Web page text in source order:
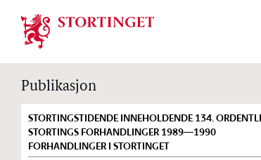
Stortinget.no
Publikasjon
STORTINGSTIDENDE INNEHOLDENDE 134.
STORTINGS FORHANDLINGER 1989—1990
FORHANDLINGER I STORTINGET